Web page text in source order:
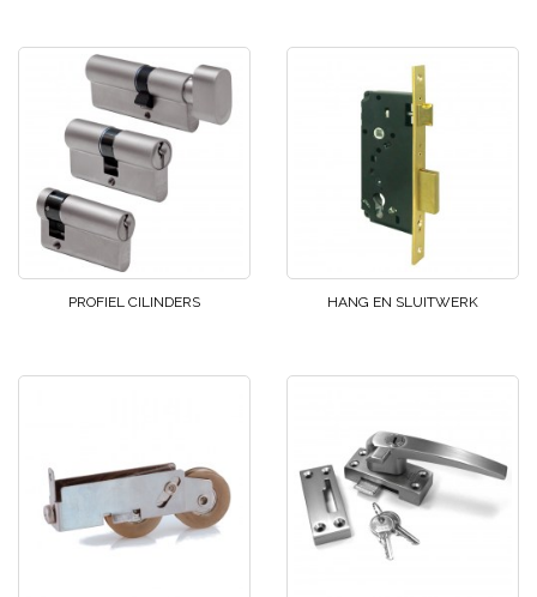
PROFIEL CILINDERS HANG EN SLUITWERK